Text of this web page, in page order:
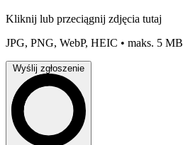
Kliknij lub przeciągnij zdjęcia tutaj
JPG, PNG, WebP, HEIC • maks. 5
Wyślij zgłoszenie